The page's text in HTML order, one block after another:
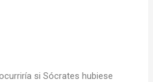
si Sócrates hubiese